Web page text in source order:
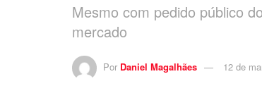
Mesmo com pedido público
mercado
Por Daniel Magalhães 12 de